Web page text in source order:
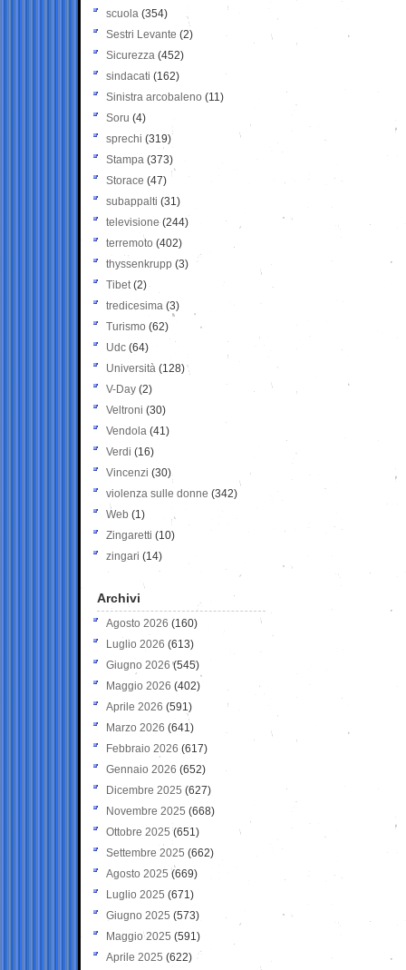
scuola (354)
Sestri Levante (2)
Sicurezza (452)
sindacati (162)
Sinistra arcobaleno (11)
Soru (4)
sprechi (319)
Stampa (373)
Storace (47)
subappalti (31)
televisione(244)
terremoto (402)
thyssenkrupp (3)
Tibet(2)
tredicesima (3)
Turismo (62)
Udc (64)
Università (128)
V-Day (2)
Veltroni (30)
Vendola (41)
Verdi (16)
Vincenzi (30)
violenza sulle donne (342)
Web (1)
Zingaretti (10)
zingari (14)
Archivi
Agosto 2026 (160)
Luglio 2026 (613)
Giugno 2026 (545)
Maggio 2026 (402)
Aprile 2026 (591)
Marzo 2026 (641)
Febbraio 2026 (617)
Gennaio 2026 (652)
Dicembre 2025 (627)
Novembre 2025 (668)
Ottobre 2025 (651)
Settembre 2025 (662)
Agosto 2025 (669)
Luglio 2025 (671)
Giugno 2025 (573)
Maggio 2025 (591)
Aprile 2025 (622)